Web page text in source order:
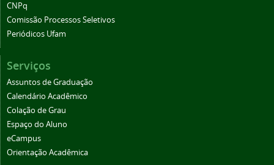
CNPq
Comissão Processos Seletivos
Periódicos Ufam
Serviços
Assuntos de Graduação
Calendário Acadêmico
Colação de Grau
Espaço do Aluno
eCampus
Orientação Acadêmica